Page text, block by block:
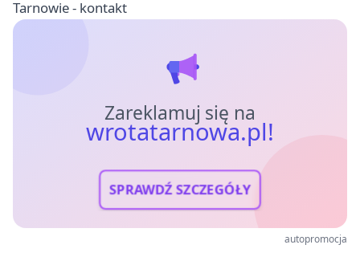
Tarnowie - kontakt
Zareklamuj się na
wrotatarnowa.pl!
SPRAWDŹ SZCZEGÓŁY
autopromocja